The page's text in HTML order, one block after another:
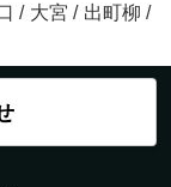
/ 大宮 / 出町柳 /